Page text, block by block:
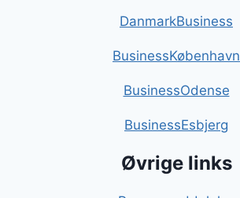
DanmarkBusiness
BusinessKøbenhavn
BusinessOdense
BusinessEsbjerg
Øvrige links